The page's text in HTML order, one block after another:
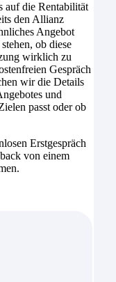
auf die Rentabilität
den Allianz
Angebot
ob diese
wirklich zu
Gespräch
wir die Details
und
passt oder ob
Erstgespräch
von einem